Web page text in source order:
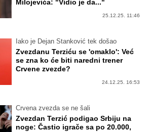
Milojevića: "Vidio je da..."
25.12.25. 11:46
Iako je Dejan Stanković tek došao
Zvezdanu Terziću se 'omaklo': Već
se zna ko će biti naredni trener
Crvene zvezde?
24.12.25. 16:53
Crvena zvezda se ne šali
Zvezdan Terzić podigao Srbiju na
noge: Častio igrače sa po 20.000,